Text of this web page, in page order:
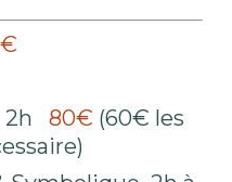
2h
80€ (60€ les